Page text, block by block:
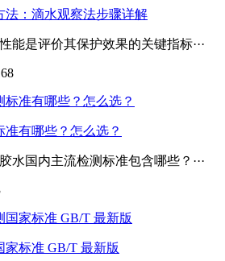
法：滴水观察法步骤详解
能是评价其保护效果的关键指标···
有哪些？怎么选？
水国内主流检测标准包含哪些？···
家标准 GB/T 最新版